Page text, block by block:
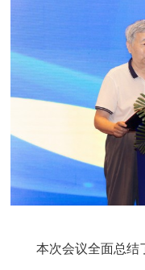
本次会议全面总结